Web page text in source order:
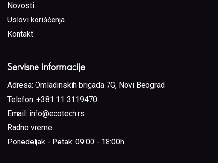
Novosti
Uslovi korišćenja
Kontakt
Servisne informacije
Adresa: Omladinskih brigada 7G, Novi Beograd
Telefon: +381 11 3119470
Email: info@ecotech.rs
Radno vreme:
Ponedeljak - Petak: 09:00 - 18:00h